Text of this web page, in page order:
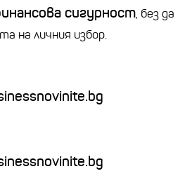
сигурност, без да
на личния избор.